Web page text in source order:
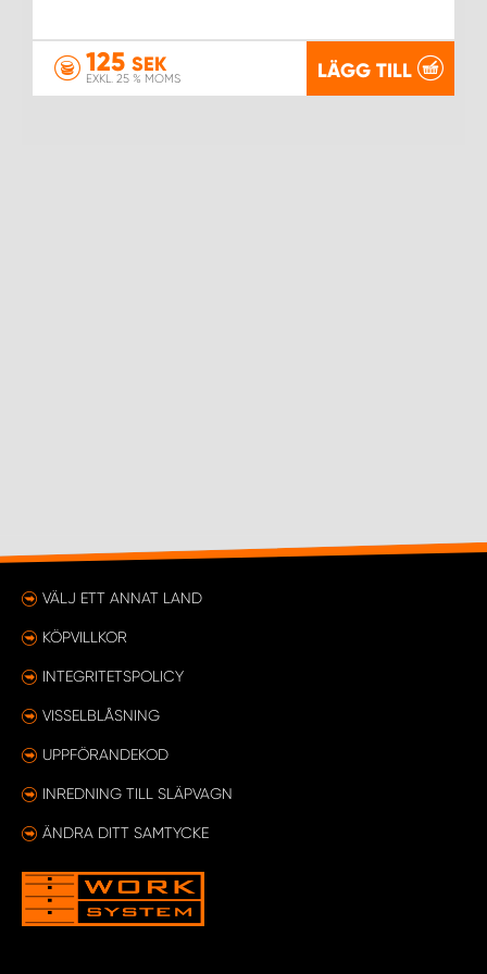
125 SEK
EXKL. 25 % MOMS LÄGG TILL
VÄLJ ETT ANNAT LAND
KÖPVILLKOR
INTEGRITETSPOLICY
VISSELBLÅSNING
UPPFÖRANDEKOD
INREDNING TILL SLÄPVAGN
ÄNDRA DITT SAMTYCKE